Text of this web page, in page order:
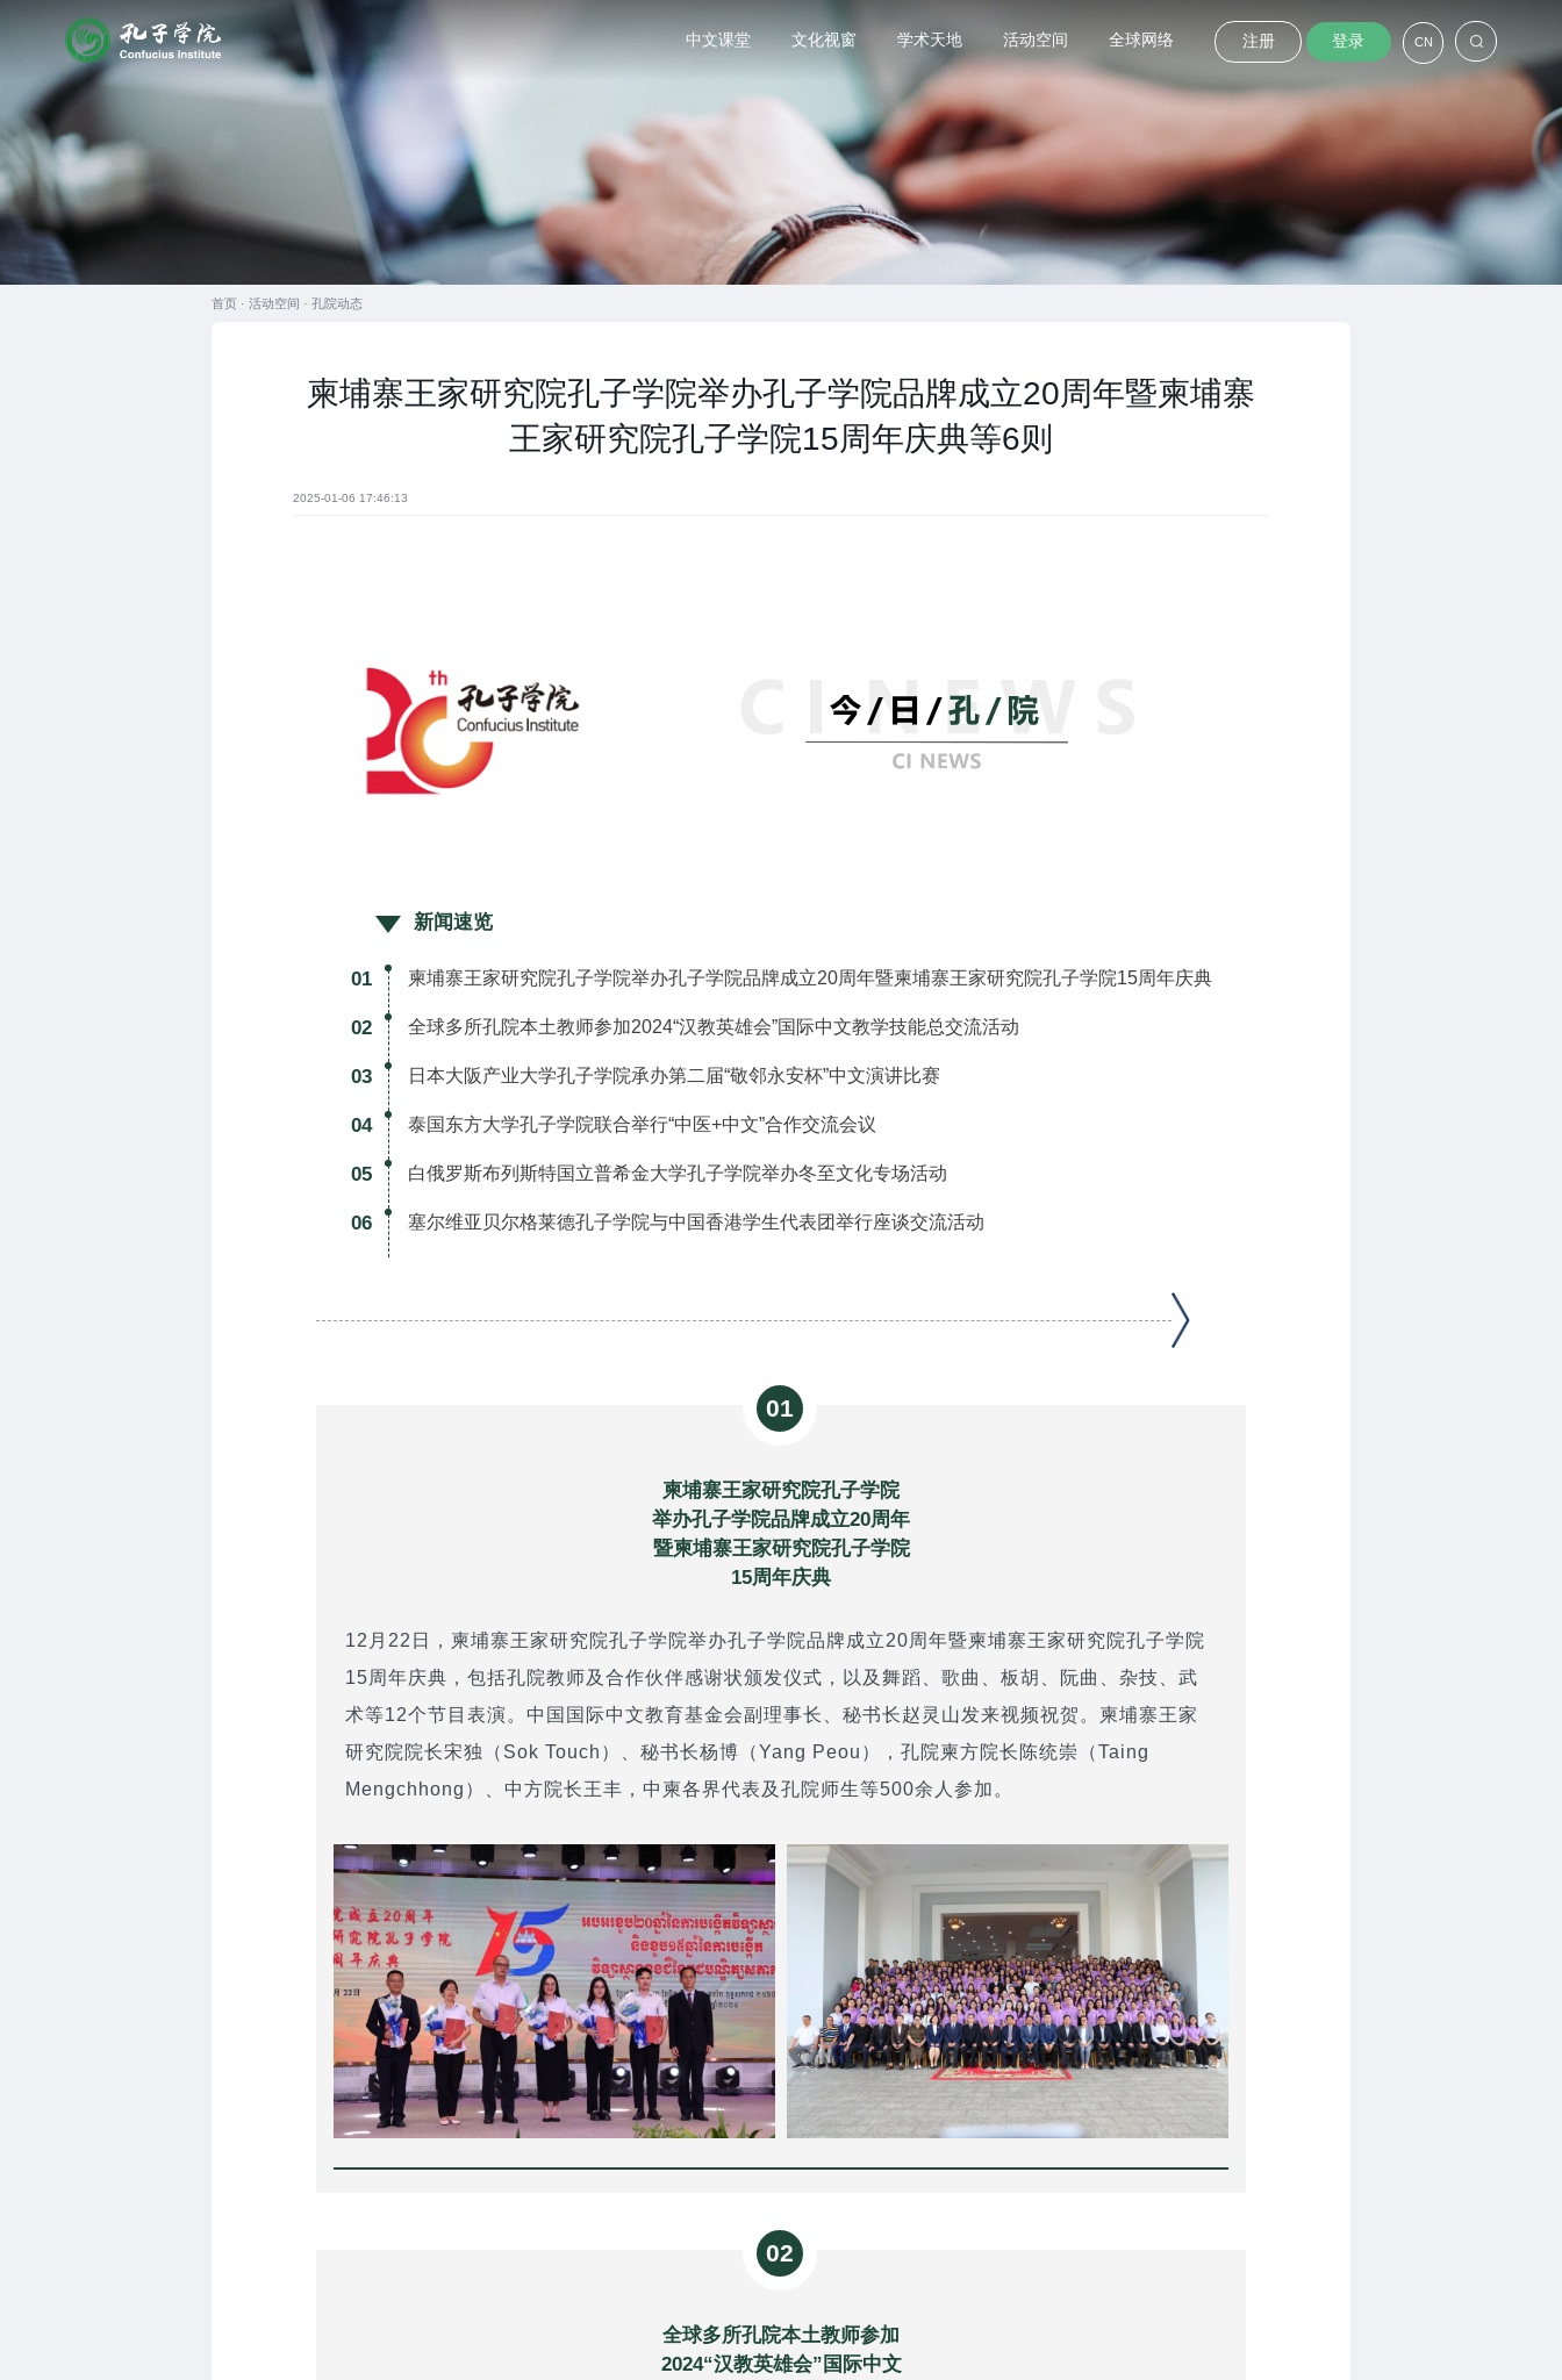
中文课堂 文化视窗 学术天地 活动空间 全球网络 注册 登录 CN
首页 · 活动空间 · 孔院动态
柬埔寨王家研究院孔子学院举办孔子学院品牌成立20周年暨柬埔寨
王家研究院孔子学院15周年庆典等6则
2025-01-06 17:46:13
新闻速览
01 柬埔寨王家研究院孔子学院举办孔子学院品牌成立20周年暨柬埔寨王家研究院孔子学院15周年庆典
02 全球多所孔院本土教师参加2024“汉教英雄会”国际中文教学技能总交流活动
03 日本大阪产业大学孔子学院承办第二届“敬邻永安杯”中文演讲比赛
04 泰国东方大学孔子学院联合举行“中医+中文”合作交流会议
05 白俄罗斯布列斯特国立普希金大学孔子学院举办冬至文化专场活动
06 塞尔维亚贝尔格莱德孔子学院与中国香港学生代表团举行座谈交流活动
01
柬埔寨王家研究院孔子学院
举办孔子学院品牌成立20周年
暨柬埔寨王家研究院孔子学院
15周年庆典
12月22日，柬埔寨王家研究院孔子学院举办孔子学院品牌成立20周年暨柬埔寨王家研究院孔子学院
15周年庆典，包括孔院教师及合作伙伴感谢状颁发仪式，以及舞蹈、歌曲、板胡、阮曲、杂技、武
术等12个节目表演。中国国际中文教育基金会副理事长、秘书长赵灵山发来视频祝贺。柬埔寨王家
研究院院长宋独（Sok Touch）、秘书长杨博（Yang Peou），孔院柬方院长陈统崇（Taing
Mengchhong）、中方院长王丰，中柬各界代表及孔院师生等500余人参加。
02
全球多所孔院本土教师参加
2024“汉教英雄会”国际中文